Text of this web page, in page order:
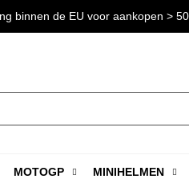
binnen de EU voor aankopen >
MOTOGP MINIHELMEN